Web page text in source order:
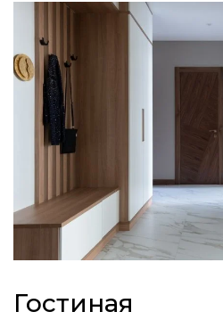
Гостиная